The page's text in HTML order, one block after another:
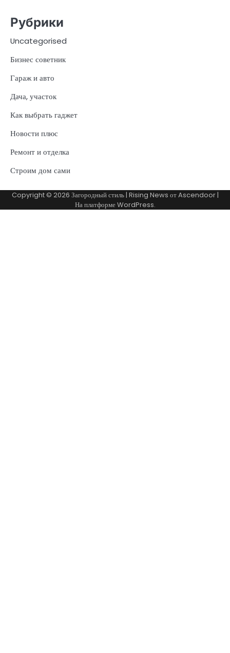
Рубрики
Uncategorised
Бизнес советник
Гараж и авто
Дача, участок
Как выбрать гаджет
Новости плюс
Ремонт и отделка
Строим дом сами
Copyright © 2026 Загородный стиль| Rising News отAscendoor|
На платформеWordPress.